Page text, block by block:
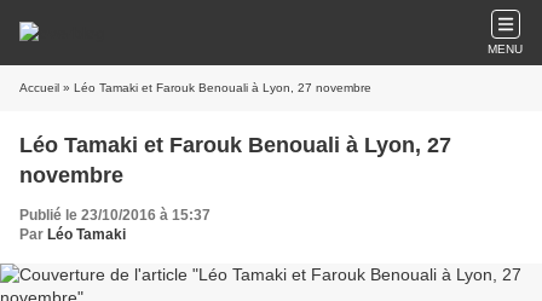
MENU
Accueil » Léo Tamaki et Farouk Benouali à Lyon, 27 novembre
Léo Tamaki et Farouk Benouali à Lyon, 27
novembre
Publié le 23/10/2016 à 15:37
Par Léo Tamaki